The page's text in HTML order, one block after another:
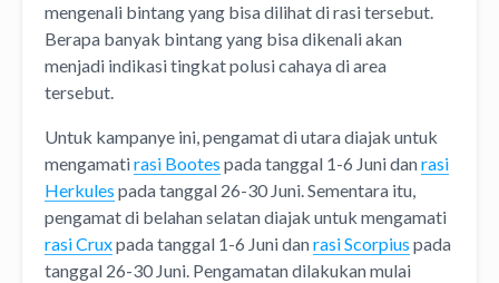
mengenali bintang yang bisa dilihat di rasi tersebut.
Berapa banyak bintang yang bisa dikenali akan
menjadi indikasi tingkat polusi cahaya di area
tersebut.
Untuk kampanye ini, pengamat di utara diajak untuk
mengamatirasi Bootes pada tanggal 1-6 Juni danrasi
Herkules pada tanggal 26-30 Juni. Sementara itu,
pengamat di belahan selatan diajak untuk mengamati
rasi Cruxpada tanggal 1-6 Juni danrasi Scorpius pada
tanggal 26-30 Juni. Pengamatan dilakukan mulai